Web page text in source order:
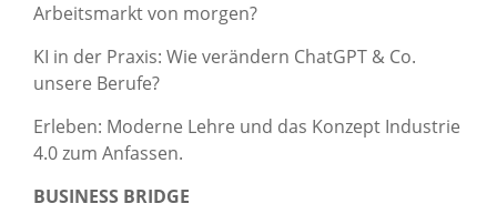
Arbeitsmarkt von morgen?
KI in der Praxis: Wie verändern ChatGPT & Co.
unsere Berufe?
Erleben: Moderne Lehre und das Konzept Industrie
4.0 zum Anfassen.
BUSINESS BRIDGE